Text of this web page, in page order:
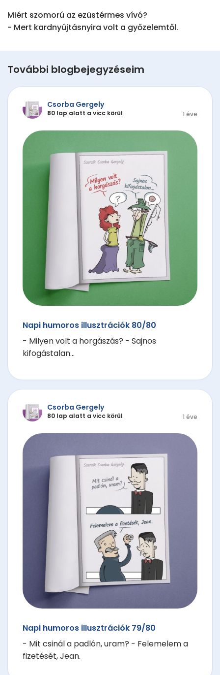
Miért szomorú az ezüstérmes vívó?
- Mert kardnyújtásnyira volt a győzelemtől.
További blogbejegyzéseim
Csorba Gergely
80 lap alatt a vicc körül 1 éve
Napi humoros illusztrációk 80/80
- Milyen volt a horgászás? - Sajnos
kifogástalan...
Csorba Gergely
80 lap alatt a vicc körül 1 éve
Napi humoros illusztrációk 79/80
- Mit csinál a padlón, uram? - Felemelem a
fizetését, Jean.